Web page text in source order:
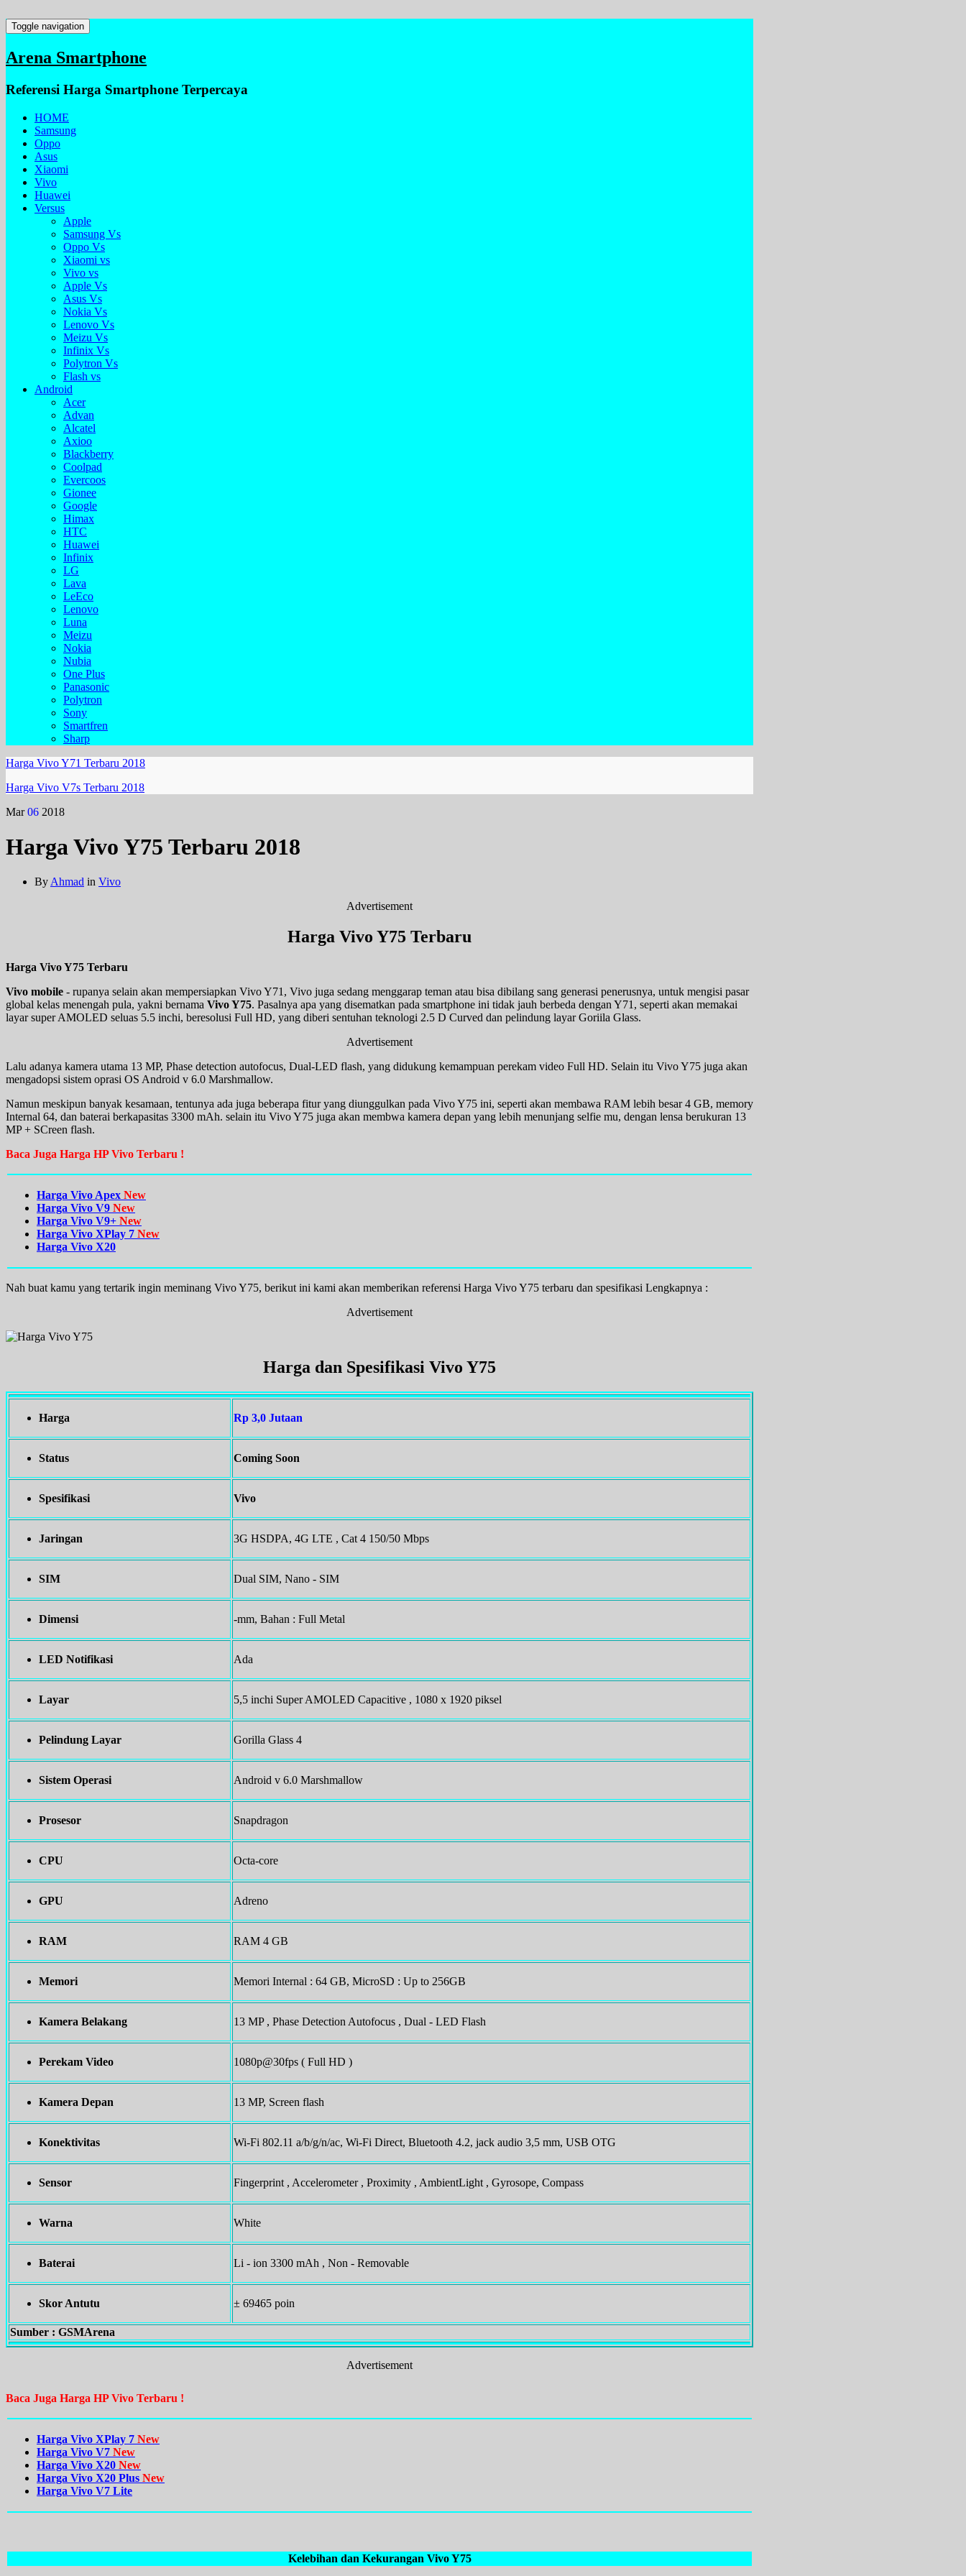
Toggle navigation
Arena Smartphone
Referensi Harga Smartphone Terpercaya
HOME
Samsung
Oppo
Asus
Xiaomi
Vivo
Huawei
Versus
Apple
Samsung Vs
Oppo Vs
Xiaomi vs
Vivo vs
Apple Vs
Asus Vs
Nokia Vs
Lenovo Vs
Meizu Vs
Infinix Vs
Polytron Vs
Flash vs
Android
Acer
Advan
Alcatel
Axioo
Blackberry
Coolpad
Evercoos
Gionee
Google
Himax
HTC
Huawei
Infinix
LG
Lava
LeEco
Lenovo
Luna
Meizu
Nokia
Nubia
One Plus
Panasonic
Polytron
Sony
Smartfren
Sharp
Harga Vivo Y71 Terbaru 2018
Harga Vivo V7s Terbaru 2018
Mar 06 2018
Harga Vivo Y75 Terbaru 2018
ByAhmad in Vivo
Advertisement
Harga Vivo Y75 Terbaru
Harga Vivo Y75 Terbaru
Vivo mobile - rupanya selain akan mempersiapkan Vivo Y71, Vivo juga sedang menggarap teman atau bisa dibilang sang generasi penerusnya, untuk mengisi pasar
global kelas menengah pula, yakni bernama Vivo Y75. Pasalnya apa yang disematkan pada smartphone ini tidak jauh berbeda dengan Y71, seperti akan memakai
layar super AMOLED seluas 5.5 inchi, beresolusi Full HD, yang diberi sentuhan teknologi 2.5 D Curved dan pelindung layar Goriila Glass.
Advertisement
Lalu adanya kamera utama 13 MP, Phase detection autofocus, Dual-LED flash, yang didukung kemampuan perekam video Full HD. Selain itu Vivo Y75 juga akan
mengadopsi sistem oprasi OS Android v 6.0 Marshmallow.
Namun meskipun banyak kesamaan, tentunya ada juga beberapa fitur yang diunggulkan pada Vivo Y75 ini, seperti akan membawa RAM lebih besar 4 GB, memory
Internal 64, dan baterai berkapasitas 3300 mAh. selain itu Vivo Y75 juga akan membwa kamera depan yang lebih menunjang selfie mu, dengan lensa berukuran 13
MP + SCreen flash.
Baca Juga Harga HP Vivo Terbaru !
Harga Vivo Apex New
Harga Vivo V9 New
Harga Vivo V9+ New
Harga Vivo XPlay 7 New
Harga Vivo X20
Nah buat kamu yang tertarik ingin meminang Vivo Y75, berikut ini kami akan memberikan referensi Harga Vivo Y75 terbaru dan spesifikasi Lengkapnya :
Advertisement
Harga dan Spesifikasi Vivo Y75
Harga Rp 3,0 Jutaan
Status Coming Soon
Spesifikasi Vivo
Jaringan 3G HSDPA, 4G LTE , Cat 4 150/50 Mbps
SIM Dual SIM, Nano - SIM
Dimensi -mm, Bahan : Full Metal
LED Notifikasi Ada
Layar 5,5 inchi Super AMOLED Capacitive , 1080 x 1920 piksel
Pelindung Layar Gorilla Glass 4
Sistem Operasi Android v 6.0 Marshmallow
Prosesor Snapdragon
CPU Octa-core
GPU Adreno
RAM RAM 4 GB
Memori Memori Internal : 64 GB, MicroSD : Up to 256GB
Kamera Belakang 13 MP , Phase Detection Autofocus , Dual - LED Flash
Perekam Video 1080p@30fps ( Full HD )
Kamera Depan 13 MP, Screen flash
Konektivitas Wi-Fi 802.11 a/b/g/n/ac, Wi-Fi Direct, Bluetooth 4.2, jack audio 3,5 mm, USB OTG
Sensor Fingerprint , Accelerometer , Proximity , AmbientLight , Gyrosope, Compass
Warna White
Baterai Li - ion 3300 mAh , Non - Removable
Skor Antutu ± 69465 poin
Sumber : GSMArena
Advertisement
Baca Juga Harga HP Vivo Terbaru !
Harga Vivo XPlay 7 New
Harga Vivo V7 New
Harga Vivo X20 New
Harga Vivo X20 Plus New
Harga Vivo V7 Lite
Kelebihan dan Kekurangan Vivo Y75